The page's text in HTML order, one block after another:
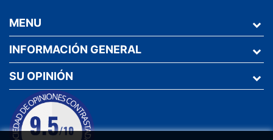
MENU
INFORMACIÓN GENERAL
SU OPINIÓN